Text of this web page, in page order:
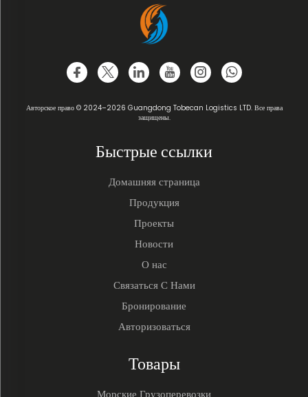
Авторское право © 2024–2026 Guangdong Tobecan Logistics LTD. Все права
защищены.
Быстрые ссылки
Домашняя страница
Продукция
Проекты
Новости
О нас
Связаться С Нами
Бронирование
Авторизоваться
Товары
Морские Грузоперевозки